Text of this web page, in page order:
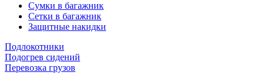
Сумки в багажник
Сетки в багажник
Защитные накидки
Подлокотники
Подогрев сидений
Перевозка грузов